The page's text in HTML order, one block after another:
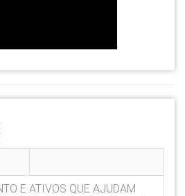
E ATIVOS QUE AJUDAM